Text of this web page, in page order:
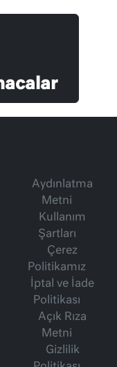
Aydınlatma
Metni
Kullanım
Şartları
Çerez
Politikamız
İptal ve İade
Politikası
Açık Rıza
Metni
Gizlilik